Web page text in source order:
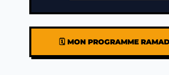
🗓️ MON PROGRAMME